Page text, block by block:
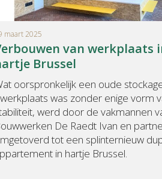
maart 2025
van werkplaats
Brussel
oorspronkelijk een oude
was zonder enige vorm
werd door de vakmannen
De Raedt Ivan en
tot een splinternieuw
in hartje Brussel.